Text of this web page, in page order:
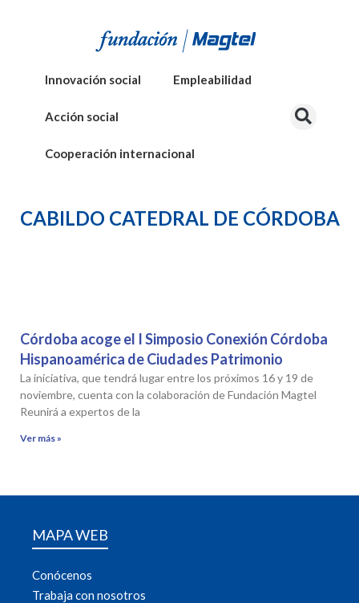
Innovación social Empleabilidad
Acción social
Cooperación internacional
CABILDO CATEDRAL DE CÓRDOBA
Córdoba acoge el I Simposio Conexión Córdoba
Hispanoamérica de Ciudades Patrimonio
La iniciativa, que tendrá lugar entre los próximos 16 y 19 de
noviembre, cuenta con la colaboración de Fundación Magtel
Reunirá a expertos de la
Ver más »
MAPA WEB
Conócenos
Trabaja con nosotros